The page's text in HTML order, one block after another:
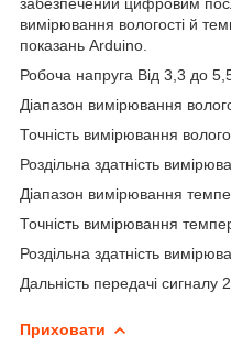
вимірювання вологості й
показань Arduino.
Робоча напруга Від 3,3 до
Діапазон вимірювання
Точність вимірювання
Роздільна здатність
Діапазон вимірювання
Точність вимірювання
Роздільна здатність
Дальність передачі сигналу
Приховати